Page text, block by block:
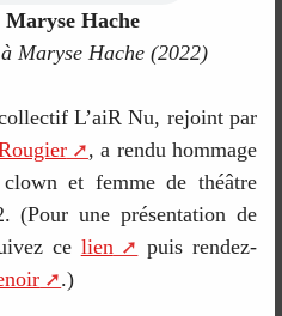
Maryse Hache
Maryse Hache (2022)
L’aiR Nu, rejoint par
, a rendu hommage
et femme de théâtre
(Pour une présentation de
ce lien
puis rendez-
.)